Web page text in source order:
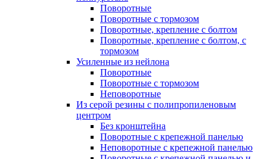
Поворотные
Поворотные с тормозом
Поворотные, крепление с болтом
Поворотные, крепление с болтом, с
тормозом
Усиленные из нейлона
Поворотные
Поворотные с тормозом
Неповоротные
Из серой резины с полипропиленовым
центром
Без кронштейна
Поворотные с крепежной панелью
Неповоротные с крепежной панелью